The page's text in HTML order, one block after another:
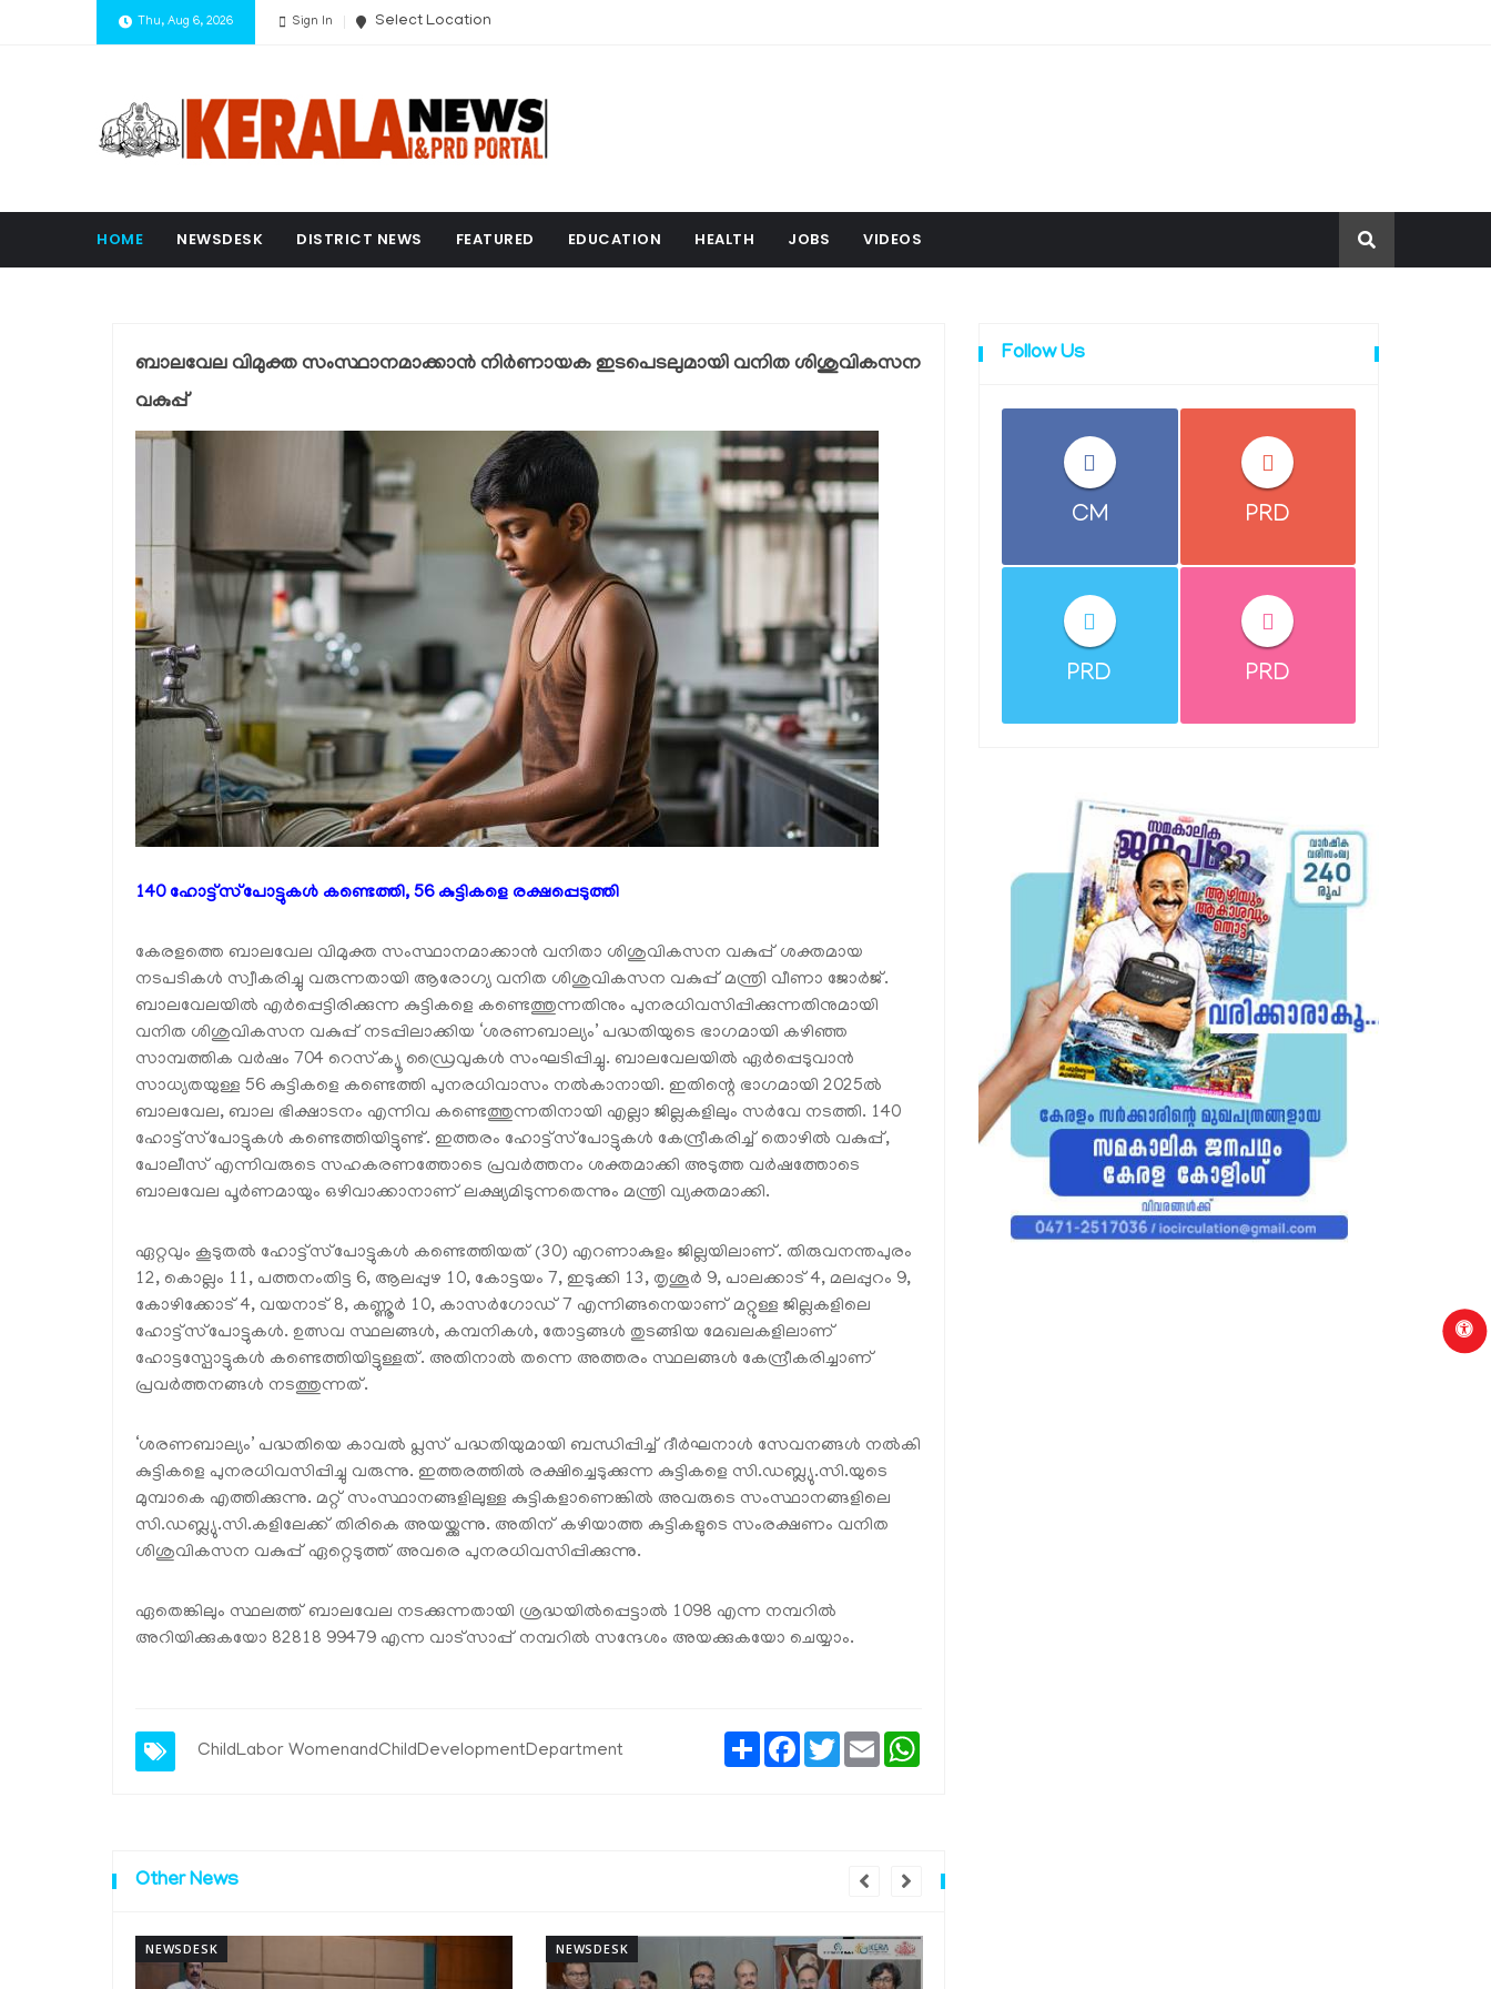
Thu, Aug 6, 2026 Sign In Select Location
HOME NEWSDESK DISTRICT NEWS FEATURED EDUCATION HEALTH JOBS VIDEOS
ബാലവേല വിമുക്ത സംസ്ഥാനമാക്കാൻ നിർണായക ഇടപെടലുമായി വനിത ശിശുവികസന
വകുപ്പ്
140 ഹോട്ട്സ്‌പോട്ടുകൾ കണ്ടെത്തി, 56 കുട്ടികളെ രക്ഷപ്പെടുത്തി
കേരളത്തെ ബാലവേല വിമുക്ത സംസ്ഥാനമാക്കാൻ വനിതാ ശിശുവികസന വകുപ്പ് ശക്തമായ
നടപടികൾ സ്വീകരിച്ചു വരുന്നതായി ആരോഗ്യ വനിത ശിശുവികസന വകുപ്പ് മന്ത്രി വീണാ ജോർജ്.
ബാലവേലയിൽ എർപ്പെട്ടിരിക്കുന്ന കുട്ടികളെ കണ്ടെത്തുന്നതിനും പുനരധിവസിപ്പിക്കുന്നതിനുമായി
വനിത ശിശുവികസന വകുപ്പ് നടപ്പിലാക്കിയ ‘ശരണബാല്യം’ പദ്ധതിയുടെ ഭാഗമായി കഴിഞ്ഞ
സാമ്പത്തിക വർഷം 704 റെസ്‌ക്യൂ ഡ്രൈവുകൾ സംഘടിപ്പിച്ചു. ബാലവേലയിൽ ഏർപ്പെടുവാൻ
സാധ്യതയുള്ള 56 കുട്ടികളെ കണ്ടെത്തി പുനരധിവാസം നൽകാനായി. ഇതിന്റെ ഭാഗമായി 2025ൽ
ബാലവേല, ബാല ഭിക്ഷാടനം എന്നിവ കണ്ടെത്തുന്നതിനായി എല്ലാ ജില്ലകളിലും സർവേ നടത്തി. 140
ഹോട്ട്സ്‌പോട്ടുകൾ കണ്ടെത്തിയിട്ടുണ്ട്. ഇത്തരം ഹോട്ട്സ്‌പോട്ടുകൾ കേന്ദ്രീകരിച്ച് തൊഴിൽ വകുപ്പ്,
പോലീസ് എന്നിവരുടെ സഹകരണത്തോടെ പ്രവർത്തനം ശക്തമാക്കി അടുത്ത വർഷത്തോടെ
ബാലവേല പൂർണമായും ഒഴിവാക്കാനാണ് ലക്ഷ്യമിടുന്നതെന്നും മന്ത്രി വ്യക്തമാക്കി.
ഏറ്റവും കൂടുതൽ ഹോട്ട്സ്‌പോട്ടുകൾ കണ്ടെത്തിയത് (30) എറണാകുളം ജില്ലയിലാണ്. തിരുവനന്തപുരം
12, കൊല്ലം 11, പത്തനംതിട്ട 6, ആലപ്പുഴ 10, കോട്ടയം 7, ഇടുക്കി 13, തൃശൂർ 9, പാലക്കാട് 4, മലപ്പുറം 9,
കോഴിക്കോട് 4, വയനാട് 8, കണ്ണൂർ 10, കാസർഗോഡ് 7 എന്നിങ്ങനെയാണ് മറ്റുള്ള ജില്ലകളിലെ
ഹോട്ട്സ്‌പോട്ടുകൾ. ഉത്സവ സ്ഥലങ്ങൾ, കമ്പനികൾ, തോട്ടങ്ങൾ തുടങ്ങിയ മേഖലകളിലാണ്
ഹോട്ടസ്പോട്ടുകൾ കണ്ടെത്തിയിട്ടുള്ളത്. അതിനാൽ തന്നെ അത്തരം സ്ഥലങ്ങൾ കേന്ദ്രീകരിച്ചാണ്
പ്രവർത്തനങ്ങൾ നടത്തുന്നത്.
‘ശരണബാല്യം’ പദ്ധതിയെ കാവൽ പ്ലസ് പദ്ധതിയുമായി ബന്ധിപ്പിച്ച് ദീർഘനാൾ സേവനങ്ങൾ നൽകി
കുട്ടികളെ പുനരധിവസിപ്പിച്ചു വരുന്നു. ഇത്തരത്തിൽ രക്ഷിച്ചെടുക്കുന്ന കുട്ടികളെ സി.ഡബ്ല്യു.സി.യുടെ
മുമ്പാകെ എത്തിക്കുന്നു. മറ്റ് സംസ്ഥാനങ്ങളിലുള്ള കുട്ടികളാണെങ്കിൽ അവരുടെ സംസ്ഥാനങ്ങളിലെ
സി.ഡബ്ല്യു.സി.കളിലേക്ക് തിരികെ അയയ്ക്കുന്നു. അതിന് കഴിയാത്ത കുട്ടികളുടെ സംരക്ഷണം വനിത
ശിശുവികസന വകുപ്പ് ഏറ്റെടുത്ത് അവരെ പുനരധിവസിപ്പിക്കുന്നു.
ഏതെങ്കിലും സ്ഥലത്ത് ബാലവേല നടക്കുന്നതായി ശ്രദ്ധയിൽപ്പെട്ടാൽ 1098 എന്ന നമ്പറിൽ
അറിയിക്കുകയോ 82818 99479 എന്ന വാട്സാപ്പ് നമ്പറിൽ സന്ദേശം അയക്കുകയോ ചെയ്യാം.
ChildLabor WomenandChildDevelopmentDepartment
ShareFacebook
TwitterEmail
Other News
NEWSDESK NEWSDESK
Follow Us
CM PRD
PRD PRD